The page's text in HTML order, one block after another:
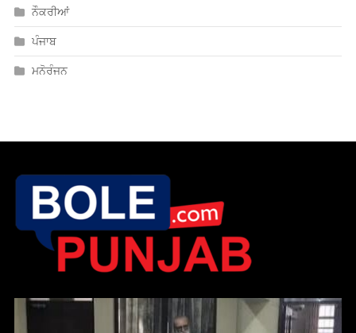
ਨੌਕਰੀਆਂ
ਪੰਜਾਬ
ਮਨੋਰੰਜਨ